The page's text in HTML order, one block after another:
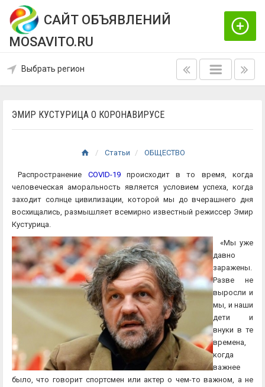
САЙТ ОБЪЯВЛЕНИЙ
MOSAVITO.RU
Выбрать регион
ЭМИР КУСТУРИЦА О КОРОНАВИРУСЕ
Статьи ОБЩЕСТВО
Распространение COVID-19происходит в то время, когда
человеческая аморальность является условием успеха, когда
заходит солнце цивилизации, которой мы до вчерашнего дня
восхищались, размышляет всемирно известный режиссер Эмир
Кустурица.
«Мы уже
давно
заражены.
Разве не
выросли и
мы, и наши
дети и
внуки в те
времена,
когда
важнее
было, что говорит спортсмен или актер о чем-то важном, а не